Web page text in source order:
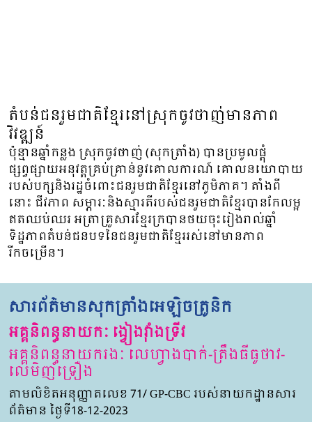
តំបន់ជនរួមជាតិខ្មែរនៅស្រុកចូវថាញ់មានភាព
វិវឌ្ឍន៍
ប៉ុន្មានឆ្នាំកន្លង ស្រុកចូវថាញ់ (សុកត្រាំង) បានប្រមូលផ្តុំ
ផ្សព្វផ្សាយអនុវត្តគ្រប់គ្រាន់នូវគោលការណ៍ គោលនយោបាយ
របស់បក្សនិងរដ្ឋចំពោះជនរួមជាតិខ្មែរនៅភូមិភាគ។ តាំងពី
នោះ ជីវភាព សម្ភារៈនិងស្មារតីរបស់ជនរួមជាតិខ្មែរបានកែលម្អ
ឥតឈប់ឈរ អត្រាគ្រួសារខ្មែរក្របានថយចុះរៀងរាល់ឆ្នាំ
ទិដ្ឋភាពតំបន់ជនបទនៃជនរួមជាតិខ្មែររស់នៅមានភាព
រីកចម្រើន។
សារព័ត៌មានសុកត្រាំងអេឡិចត្រូនិក
អគ្គនិពន្ធនាយកៈ ង្វៀងវ៉ាំងទ្រីវ
អគ្គនិពន្ធនាយករងៈ លេហ្វាងបាក់-ត្រឹងធីធូថាវ-
លេមិញទ្រឿង
តាមលិខិតអនុញ្ញាតលេខ 71/ GP-CBC របស់នាយកដ្ឋានសារ
ព័ត៌មាន ថ្ងៃទី18-12-2023